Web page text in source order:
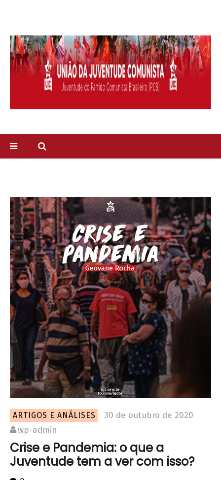
ARTIGOS E ANÁLISES
30 de outubro de 2020
wp-admin
Crise e Pandemia: o que a
Juventude tem a ver com isso?